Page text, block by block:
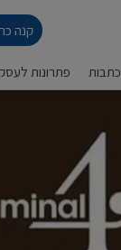
קנה
כתבות פתרונות